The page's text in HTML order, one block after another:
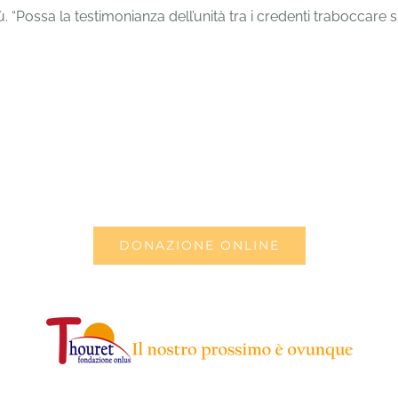
la testimonianza dell’unità tra i credenti traboccare
DONAZIONE ONLINE